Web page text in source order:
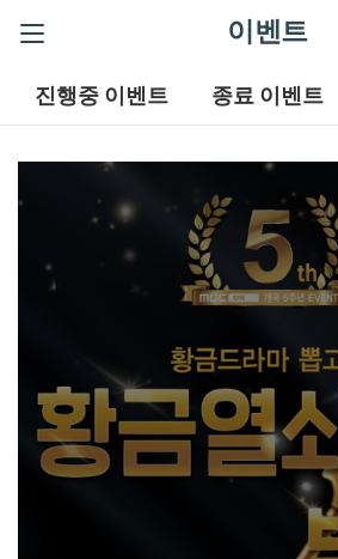
이벤트
진행중 이벤트 종료 이벤트